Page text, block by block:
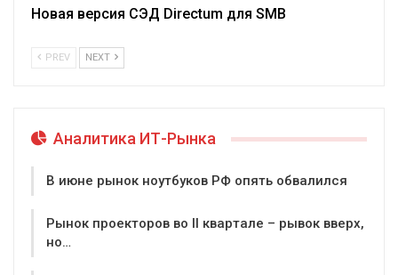
Новая версия СЭД Directum для SMB
PREV NEXT
Аналитика ИТ-Рынка
В июне рынок ноутбуков РФ опять обвалился
Рынок проекторов во II квартале – рывок вверх,
но…